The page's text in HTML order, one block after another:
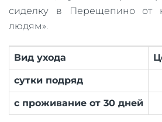
сиделку в Перещепино от
людям».
Вид ухода
сутки подряд
с проживание от 30 дней